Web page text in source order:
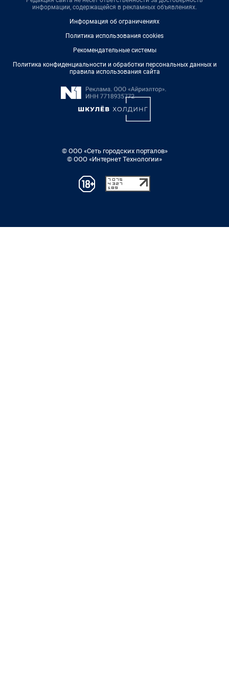
информации, содержащейся в рекламных объявлениях.
Информация об ограничениях
Политика использования cookies
Рекомендательные системы
Политика конфиденциальности и обработки персональных данных и
правила использования сайта
© ООО «Сеть городских порталов»
© ООО «Интернет Технологии»